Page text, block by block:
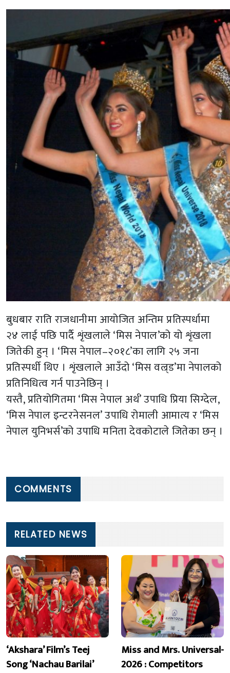
बुधबार राति राजधानीमा आयोजित अन्तिम प्रतिस्पर्धामा
२४ लाई पछि पार्दै शृंखलाले ‘मिस नेपाल’को यो शृंखला
जितेकी हुन् । ‘मिस नेपाल–२०१८’का लागि २५ जना
प्रतिस्पर्धी थिए । शृंखलाले आउँदो ‘मिस वल्र्ड’मा नेपालको
प्रतिनिधित्व गर्न पाउनेछिन् ।
यस्तै, प्रतियोगितमा ‘मिस नेपाल अर्थ’ उपाधि प्रिया सिग्देल,
‘मिस नेपाल इन्टरनेसनल’ उपाधि रोमाली आमात्य र ‘मिस
नेपाल युनिभर्स’को उपाधि मनिता देवकोटाले जितेका छन् ।
COMMENTS
RELATED NEWS
‘Akshara’ Film’s Teej
Song ‘Nachau Barilai’
Miss and Mrs. Universal-
2026 : Competitors